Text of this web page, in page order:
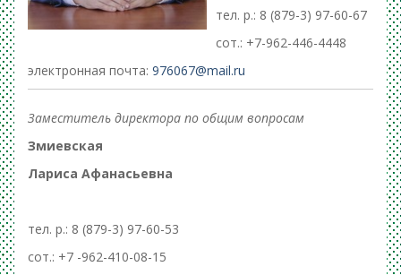
тел. р.: 8 (879-3) 97-60-67
сот.: +7-962-446-4448
электронная почта: 976067@mail.ru
Заместитель директора по общим вопросам
Змиевская
Лариса Афанасьевна
тел. р.: 8 (879-3) 97-60-53
сот.: +7 -962-410-08-15